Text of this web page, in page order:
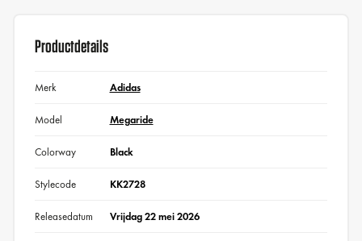
Productdetails
Merk Adidas
Model Megaride
Colorway Black
Stylecode KK2728
Releasedatum Vrijdag 22 mei 2026